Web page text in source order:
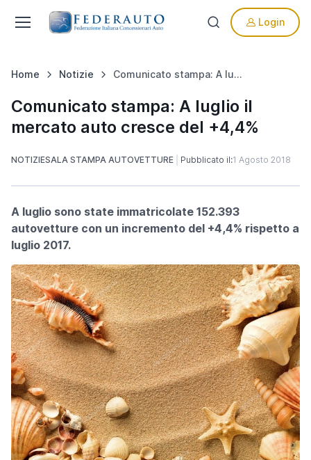
Login
Home Notizie Comunicato stampa: A luglio il mercato auto cresce del +4,4%
Comunicato stampa: A luglio il
mercato auto cresce del +4,4%
NOTIZIESALA STAMPA AUTOVETTURE Pubblicato il:1 Agosto 2018
A luglio sono state immatricolate 152.393
autovetture con un incremento del +4,4% rispetto a
luglio 2017.